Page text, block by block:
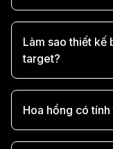
Làm sao thiết kế
target?
Hoa hồng có